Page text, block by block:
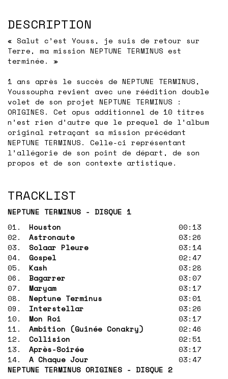
DESCRIPTION
« Salut c’est Youss, je suis de retour sur
Terre, ma mission NEPTUNE TERMINUS est
terminée. »
1 ans après le succès de NEPTUNE TERMINUS,
Youssoupha revient avec une réédition double
volet de son projet NEPTUNE TERMINUS :
ORIGINES. Cet opus additionnel de 10 titres
n’est rien d’autre que le prequel de l’album
original retraçant sa mission précédant
NEPTUNE TERMINUS. Celle-ci représentant
l’allégorie de son point de départ, de son
propos et de son contexte artistique.
TRACKLIST
NEPTUNE TERMINUS - DISQUE 1
01.
Houston
00:13
02.
Astronaute
03:26
03.
Solaar Pleure
03:14
04.
Gospel
02:47
05.
Kash
03:28
06.
Bagarrer
03:07
07.
Maryam
03:17
08.
Neptune Terminus
03:01
09.
Interstellar
03:26
10.
Mon Roi
03:17
11.
Ambition (Guinée Conakry)
02:46
12.
Collision
02:51
13.
Après-Soirée
03:17
14.
A Chaque Jour
03:47
NEPTUNE TERMINUS ORIGINES - DISQUE 2